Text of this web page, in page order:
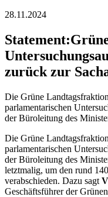
28.11.2024
Statement:
zurück zur
Die Grüne
parlamentarischen
der Büroleitung des
Die Grüne
parlamentarischen
der Büroleitung des
letztmalig, um den rund
verabschieden. Dazu sagt
Geschäftsführer der